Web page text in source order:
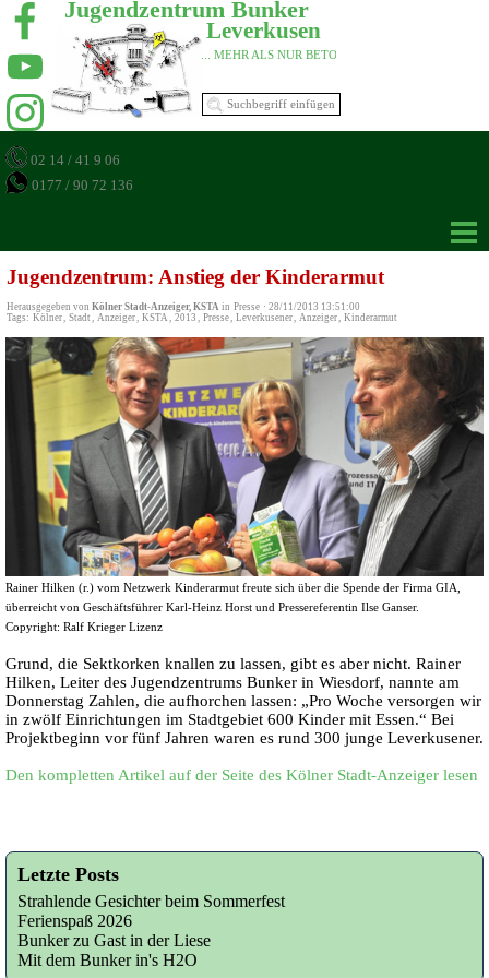
Jugendzentrum Bunker
... MEHR ALS NUR BETON
02 14 / 41 9 06
0177 / 90 72 136
Leverkusen
Jugendzentrum: Anstieg der Kinderarmut
Herausgegeben von Kölner Stadt-Anzeiger, KSTA in Presse · 28/11/2013 13:51:00
Tags: Kölner, Stadt , Anzeiger, KSTA , 2013 , Presse, Leverkusener, Anzeiger, Kinderarmut
Rainer Hilken (r.) vom Netzwerk Kinderarmut freute sich über die Spende der Firma GIA,
überreicht von Geschäftsführer Karl-Heinz Horst und Pressereferentin Ilse Ganser.
Copyright: Ralf Krieger Lizenz
Grund, die Sektkorken knallen zu lassen, gibt es aber nicht. Rainer
Hilken, Leiter des Jugendzentrums Bunker in Wiesdorf, nannte am
Donnerstag Zahlen, die aufhorchen lassen: „Pro Woche versorgen wir
in zwölf Einrichtungen im Stadtgebiet 600 Kinder mit Essen.“ Bei
Projektbeginn vor fünf Jahren waren es rund 300 junge Leverkusener.
Den kompletten Artikel auf der Seite des Kölner Stadt-Anzeiger lesen
Letzte Posts
Strahlende Gesichter beim Sommerfest
Ferienspaß 2026
Bunker zu Gast in der Liese
Mit dem Bunker in's H2O